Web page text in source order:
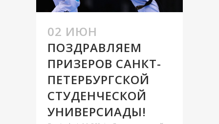
02 ИЮН
ПОЗДРАВЛЯЕМ
ПРИЗЕРОВ САНКТ-
ПЕТЕРБУРГСКОЙ
СТУДЕНЧЕСКОЙ
УНИВЕРСИАДЫ!